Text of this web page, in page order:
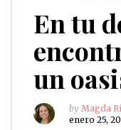
En tu
un
by Magda
enero 25,